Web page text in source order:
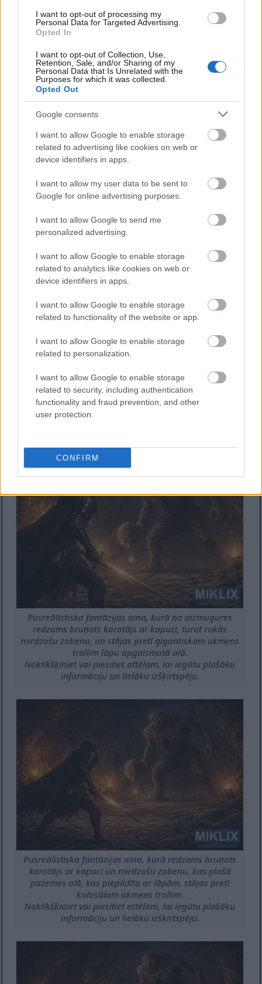
I want to opt-out of processing my
Personal Data for Targeted Advertising.
Opted In
I want to opt-out of Collection, Use,
Retention, Sale, and/or Sharing of my
Personal Data that Is Unrelated with the
Purposes for which it was collected.
Opted Out
Google consents
I want to allow Google to enable storage
related to advertising like cookies on web or
device identifiers in apps.
I want to allow my user data to be sent to
Google for online advertising purposes.
I want to allow Google to send me
personalized advertising.
I want to allow Google to enable storage
related to analytics like cookies on web or
device identifiers in apps.
I want to allow Google to enable storage
related to functionality of the website or app.
I want to allow Google to enable storage
related to personalization.
I want to allow Google to enable storage
related to security, including authentication
functionality and fraud prevention, and other
user protection.
CONFIRM
Pusreālistiska fantāzijas aina, kurā Aptraipītais ar
kapuci stājas pretī milzīgam akmens trollim ugunīgā
pazemes alā pirms kaujas.
Noklikšķiniet vai piesitiet attēlam, lai iegūtu plašāku
informāciju un lielāku izšķirtspēju.
Pusreālistisks fantāzijas attēls, kurā redzams bruņots
karotājs ar kapuci, turot rokās mirdzošu zobenu, un
stājas pretī milzīgam akmens trollim lāpu apgaismotā
Noklikšķiniet vai piesitiet attēlam, lai iegūtu plašāku
Pusreālistiska fantāzijas aina, kurā no aizmugures
redzams bruņots karotājs ar kapuci, turot rokās
mirdzošu zobenu, un stājas pretī gigantiskam akmens
trollim lāpu apgaismotā alā.
Noklikšķiniet vai piesitiet attēlam, lai iegūtu plašāku
informāciju un lielāku izšķirtspēju.
Pusreālistiska fantāzijas aina, kurā redzams bruņots
karotājs ar kapuci un mirdzošu zobenu, kas plašā
pazemes alā, kas piepildīta ar lāpām, stājas pretī
kolosālam akmens trollim.
Noklikšķiniet vai piesitiet attēlam, lai iegūtu plašāku
informāciju un lielāku izšķirtspēju.